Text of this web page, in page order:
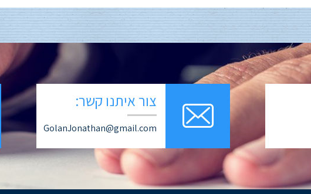
צור איתנו קשר:
GolanJonathan@gmail.com